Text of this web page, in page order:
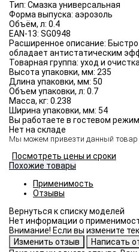
Тип: Смазка универсальная
Форма выпуска: аэрозоль
Объём, л: 0.4
EAN-13: SG0948
Расширенное описание:
обладает антистатическим
Товарная группа: уход и
Высота упаковки, мм: 235
Длина упаковки, мм: 50
Объем упаковки, л: 0.7
Масса, кг: 0.238
Ширина упаковки, мм: 54
Вы работаете в гостевом
Нет на складе
Мы можем привезти данный товар
Посмотреть цены и сроки
Похожие товары
Применимость
Отзывы
Нет информации о
Внимание! Если вы измените